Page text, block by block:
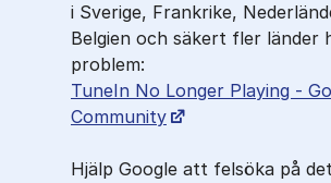
i Sverige, Frankrike,
Belgien och säkert fler länder
problem:
TuneIn No Longer Playing -
Community
Hjälp Google att felsöka på